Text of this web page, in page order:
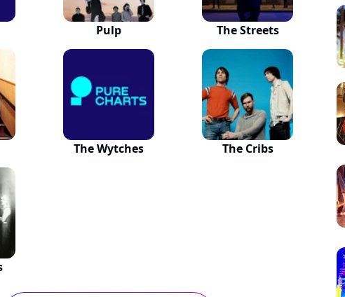
Pulp The Streets
The Wytches The Cribs